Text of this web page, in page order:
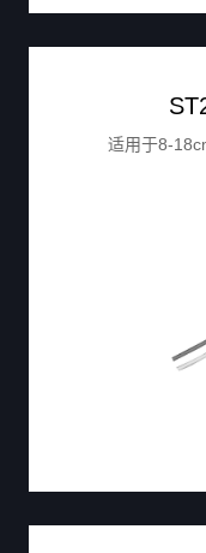
适用于8-